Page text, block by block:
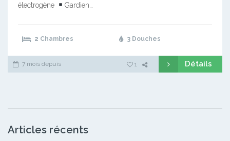
électrogène
Gardien…
2 Chambres 3 Douches
7 mois depuis 1 Détails
Articles récents